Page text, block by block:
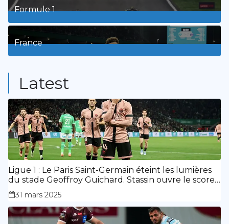
Formule 1
3Posts
France
Latest
Ligue 1 : Le Paris Saint-Germain éteint les lumières
du stade Geoffroy Guichard. Stassin ouvre le score,
doublé de Doué.
31 mars 2025